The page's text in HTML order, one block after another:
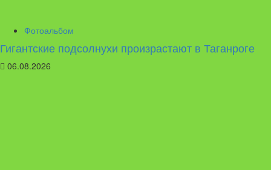
Фотоальбом
Гигантские подсолнухи произрастают в Таганроге
06.08.2026